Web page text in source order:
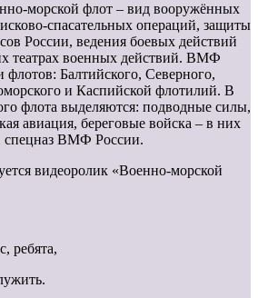
морской флот – вид вооружённых
спасательных операций, защиты
России, ведения боевых действий
театрах военных действий. ВМФ
флотов: Балтийского, Северного,
и Каспийской флотилий. В
флота выделяются: подводные силы,
авиация, береговые войска – в них
спецназ ВМФ России.
видеоролик «Военно-морской
ребята,